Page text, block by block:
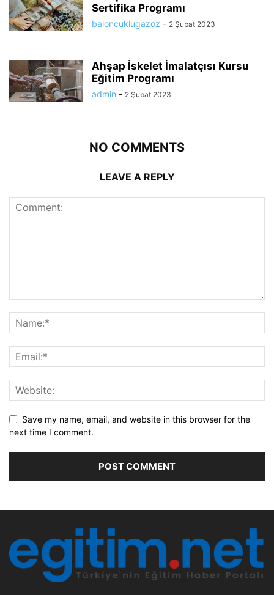
Sertifika Programı
baloncuklugazoz - 2 Şubat 2023
Ahşap İskelet İmalatçısı Kursu
Eğitim Programı
admin - 2 Şubat 2023
NO COMMENTS
LEAVE A REPLY
Save my name, email, and website in this browser for the
next time I comment.